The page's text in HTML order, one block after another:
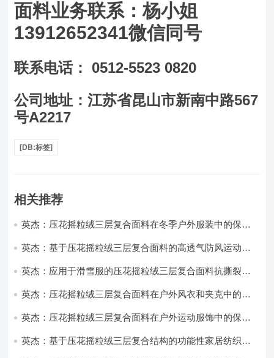
面料业务联系：杨小姐
13912652341微信同号
联系电话： 0512-5523 0820
公司地址：江苏省昆山市新南中路567
号A2217
[DB:标签]
相关推荐
英杰：压花摇粒绒三层复合面料在冬季户外服装中的保暖
英杰：基于压花摇粒绒三层复合面料的高透气防风运动服
英杰：应用于滑雪服的压花摇粒绒三层复合面料抗撕裂与
英杰：压花摇粒绒三层复合面料在户外风衣和夹克中的应
英杰：压花摇粒绒三层复合面料在户外运动服饰中的保暖
英杰：基于压花摇粒绒三层复合结构的功能性家居纺织品